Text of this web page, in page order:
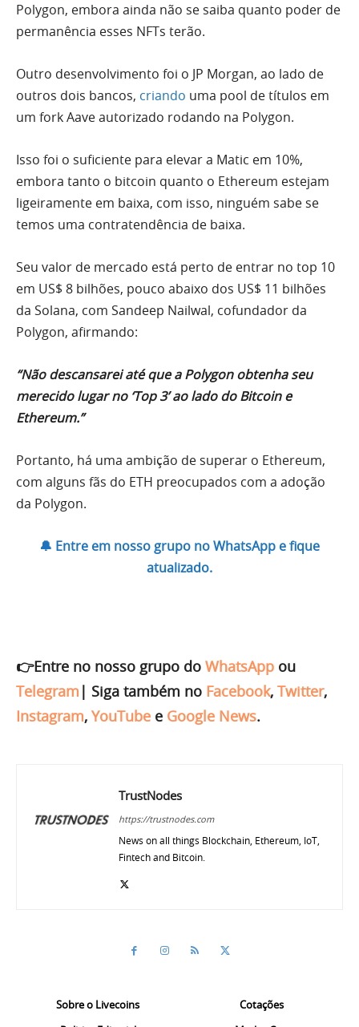
Polygon, embora ainda não se saiba quanto poder de
permanência esses NFTs terão.
Outro desenvolvimento foi o JP Morgan, ao lado de
outros dois bancos, criando uma pool de títulos em
um fork Aave autorizado rodando na Polygon.
Isso foi o suficiente para elevar a Matic em 10%,
embora tanto o bitcoin quanto o Ethereum estejam
ligeiramente em baixa, com isso, ninguém sabe se
temos uma contratendência de baixa.
Seu valor de mercado está perto de entrar no top 10
em US$ 8 bilhões, pouco abaixo dos US$ 11 bilhões
da Solana, com Sandeep Nailwal, cofundador da
Polygon, afirmando:
“Não descansarei até que a Polygon obtenha seu
merecido lugar no ‘Top 3’ ao lado do Bitcoin e
Ethereum.”
Portanto, há uma ambição de superar o Ethereum,
com alguns fãs do ETH preocupados com a adoção
da Polygon.
🔔 Entre em nosso grupo no WhatsApp e fique
atualizado.
👉Entre no nosso grupo do WhatsApp ou
Telegram | Siga também no Facebook, Twitter,
Instagram, YouTube e Google News.
TrustNodes
https://trustnodes.com
News on all things Blockchain, Ethereum, IoT,
Fintech and Bitcoin.
Sobre o Livecoins
Cotações